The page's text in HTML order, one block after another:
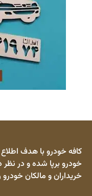
کافه خودرو با هدف
خودرو برپا شده و در نظر
خریداران و مالکان خودرو